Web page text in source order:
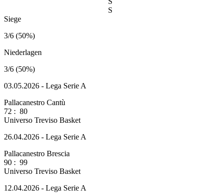
S
Siege
3/6 (50%)
Niederlagen
3/6 (50%)
03.05.2026 - Lega Serie A
Pallacanestro Cantù
72 : 80
Universo Treviso Basket
26.04.2026 - Lega Serie A
Pallacanestro Brescia
90 : 99
Universo Treviso Basket
12.04.2026 - Lega Serie A